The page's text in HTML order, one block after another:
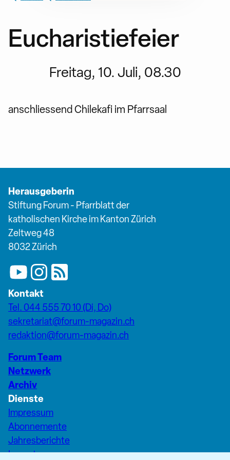
Eucharistiefeier
Freitag, 10. Juli, 08.30
anschliessend Chilekafi im Pfarrsaal
Herausgeberin
Stiftung Forum - Pfarrblatt der
katholischen Kirche im Kanton Zürich
Zeltweg 48
8032 Zürich
Kontakt
Tel. 044 555 70 10 (Di, Do)
sekretariat@forum-magazin.ch
redaktion@forum-magazin.ch
Forum Team
Netzwerk
Archiv
Dienste
Impressum
Abonnemente
Jahresberichte
Inserate